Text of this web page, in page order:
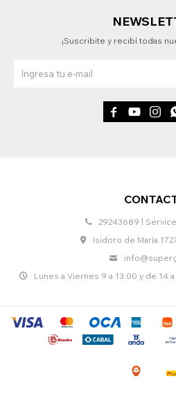
29243689 |
Isidoro de María
Lunes a Viernes 9 a 13:00 y de 14
¡Suscribite y recibí todas
  